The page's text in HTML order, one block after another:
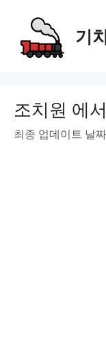
content
기
조치원 에
최종 업데이트 날